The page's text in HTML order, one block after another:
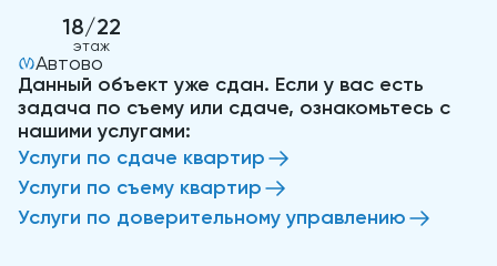
18/22
этаж
Автово
Данный объект уже сдан. Если у вас есть
задача по съему или сдаче, ознакомьтесь с
нашими услугами:
Услуги по сдаче квартир
Услуги по съему квартир
Услуги по доверительному управлению